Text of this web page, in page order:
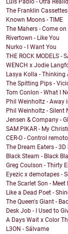
Luis Pablo - Otra
The Franklin
Known Moons - TIME
The Mahers - Come
Rivertown - Like You
Nurko - I Want You
THE ROCK MODELS -
WENCH x Jodie
Lasya Kolla - Thinking
The Spitting Pips -
Tom Conlon - What I
Phil Weinholtz - Away
Phil Weinholtz - Silent
Jensen & Company -
SAM PIKAR - My
CER-O - Control remoto
The Dream Eaters -
Black Steam - Black
Greg Coulson - Thirty
Eyezic x demotapes -
The Scarlet Son - Meet
Like a Dead Poet -
The Queen's Giant -
Desk Job - I Used to
A Days Wait x Color
L3ON - Sálvame